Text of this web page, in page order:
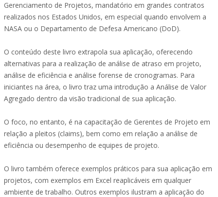
Gerenciamento de Projetos, mandatório em grandes contratos
realizados nos Estados Unidos, em especial quando envolvem a
NASA ou o Departamento de Defesa Americano (DoD).
O conteúdo deste livro extrapola sua aplicação, oferecendo
alternativas para a realização de análise de atraso em projeto,
análise de eficiência e análise forense de cronogramas. Para
iniciantes na área, o livro traz uma introdução a Análise de Valor
Agregado dentro da visão tradicional de sua aplicação.
O foco, no entanto, é na capacitação de Gerentes de Projeto em
relação a pleitos (claims), bem como em relação a análise de
eficiência ou desempenho de equipes de projeto.
O livro também oferece exemplos práticos para sua aplicação em
projetos, com exemplos em Excel reaplicáveis em qualquer
ambiente de trabalho. Outros exemplos ilustram a aplicação do